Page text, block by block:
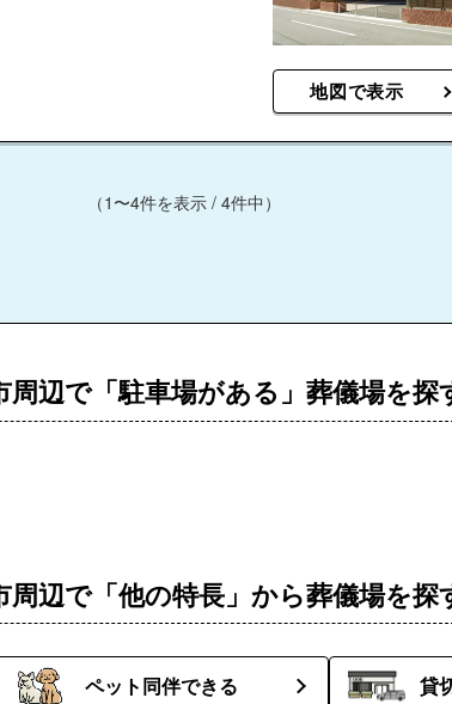
地図で表示
（1〜4件を表示 / 4件中）
周辺で「駐車場がある」葬儀場を探
周辺で「他の特長」から葬儀場を探
ペット同伴できる 貸